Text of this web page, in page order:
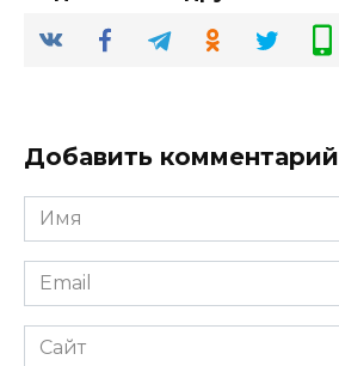
Добавить комментарий
Имя
*
Email
*
Сайт